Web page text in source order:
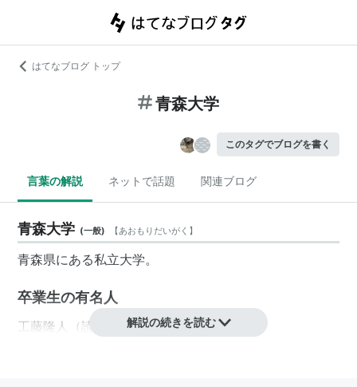
はてなブログ トップ
青森大学
このタグでブログを書く
言葉の解説 ネットで話題 関連ブログ
青森大学 (一般) 【あおもりだいがく 】
青森県にある私立大学。
卒業生の有名人
工藤隆人（読売ジャイアンツ選手）
解説の続きを読む